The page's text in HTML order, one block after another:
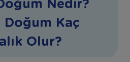
Nedir?
Doğum Kaç
Olur?